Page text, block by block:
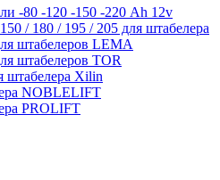
-80 -120 -150 -220 Ah 12v
/ 180 / 195 / 205 для штабелера
штабелеров LEMA
штабелеров TOR
штабелера Xilin
NOBLELIFT
PROLIFT